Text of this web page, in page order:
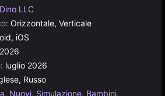
LLC
Orizzontale, Verticale
iOS
luglio 2026
Russo
, Nuovi, Simulazione, Bambini,